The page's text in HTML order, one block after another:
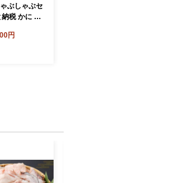
ぶしゃぶセ
税 かに 蟹 F
円